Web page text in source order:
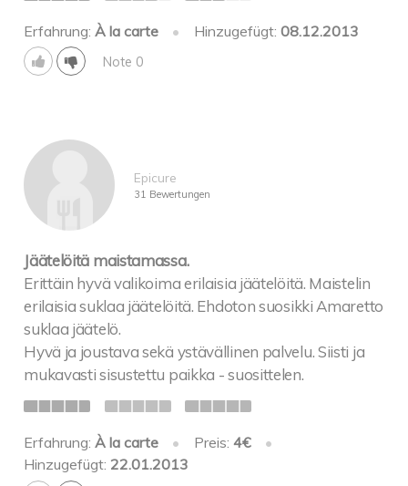
Erfahrung:À la carte • Hinzugefügt: 08.12.2013
Note 0
Epicure
31 Bewertungen
Jäätelöitä maistamassa.
Erittäin hyvä valikoima erilaisia jäätelöitä. Maistelin
erilaisia suklaa jäätelöitä. Ehdoton suosikki Amaretto
suklaa jäätelö.
Hyvä ja joustava sekä ystävällinen palvelu. Siisti ja
mukavasti sisustettu paikka - suosittelen.
Erfahrung:À la carte • Preis: 4€
•
Hinzugefügt: 22.01.2013